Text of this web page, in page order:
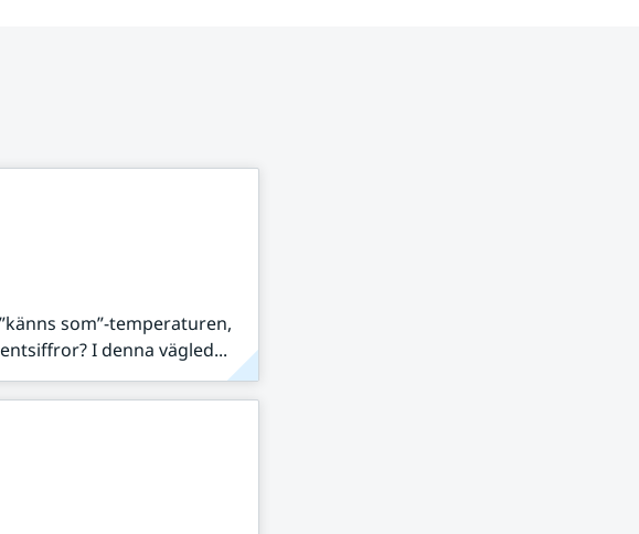
som”-temperaturen,
I denna vägled...